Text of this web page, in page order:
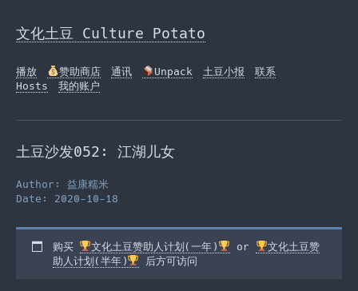
to
the
文化土豆 Culture Potato
播放 赞助商店 通讯 Unpack 土豆小报
联系
Hosts
我的账户
土豆沙发052: 江湖儿女
Author: 益康糯米
Date: 2020-10-18
购买 文化土豆赞助人计划(一年) or
文化土豆赞
助人计划(半年)
后方可访问